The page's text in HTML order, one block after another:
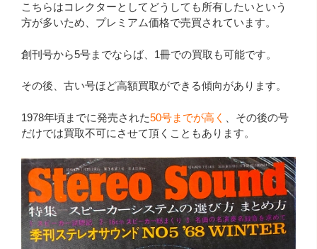
こちらはコレクターとしてどうしても所有したいという
方が多いため、プレミアム価格で売買されています。
創刊号から5号までならば、1冊での買取も可能です。
その後、古い号ほど高額買取ができる傾向があります。
1978年頃までに発売された50号までが高く
、その後の号
だけでは買取不可にさせて頂くこともあります。